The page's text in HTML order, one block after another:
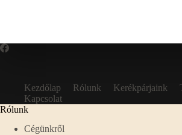
Kezdőlap Rólunk Kerékpárjaink
Kapcsolat
Rólunk
Cégünkről